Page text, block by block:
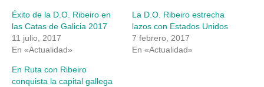
ventana
nueva)
ventana
nueva)
Éxito de la D.O. Ribeiro en
las Catas de Galicia 2017
11 julio, 2017
En «Actualidad»
La D.O. Ribeiro estrecha
lazos con Estados Unidos
7 febrero, 2017
En «Actualidad»
En Ruta con Ribeiro
conquista la capital gallega